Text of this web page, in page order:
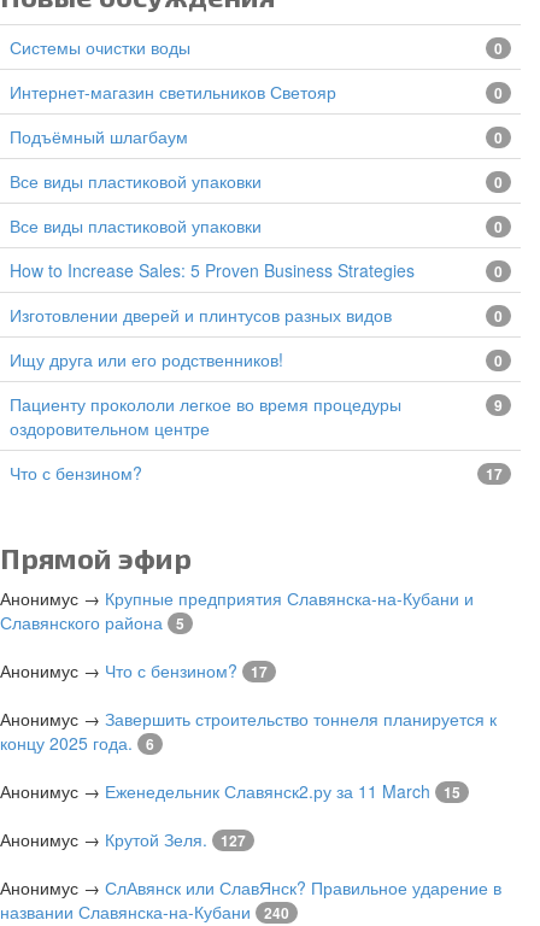
Системы очистки воды 0
Интернет-магазин светильников Светояр 0
подъёмный шлагбаум 0
все виды пластиковой упаковки 0
все виды пластиковой упаковки 0
How to Increase Sales: 5 Proven Business Strategies 0
изготовлении дверей и плинтусов разных видов 0
Ищу друга или его родственников! 0
Пациенту прокололи легкое во время процедуры
оздоровительном центре
9
Что с бензином? 17
Прямой эфир
Анонимус → Крупные предприятия Славянска-на-Кубани и
Славянского района
5
Анонимус → Что с бензином? 17
Анонимус → Завершить строительство тоннеля планируется к
концу 2025 года.
6
Анонимус → Еженедельник Славянск2.ру за 11 March 15
Анонимус → Крутой Зеля. 127
Анонимус → СлАвянск или СлавЯнск? Правильное ударение в
названии Славянска-на-Кубани
240